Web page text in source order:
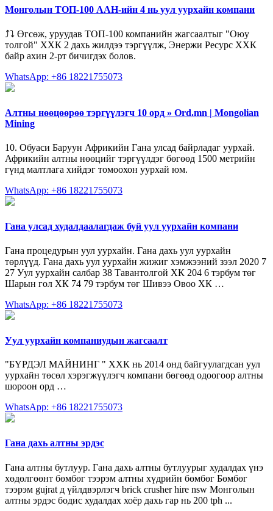
Монголын ТОП-100 ААН-ийн 4 нь уул уурхайн компани
⤴️⤵️ Өгсөж, уруудав ТОП-100 компанийн жагсаалтыг "Оюу
толгой" ХХК 2 дахь жилдээ тэргүүлж, Энержи Ресурс ХХК
байр ахин 2-рт бичигдэх болов.
WhatsApp: +86 18221755073
Алтны нөөцөөрөө тэргүүлэгч 10 орд » Ord.mn | Mongolian
Mining
10. Обуаси Баруун Африкийн Гана улсад байрладаг уурхай.
Африкийн алтны нөөцийг тэргүүлдэг бөгөөд 1500 метрийн
гүнд малтлага хийдэг томоохон уурхай юм.
WhatsApp: +86 18221755073
Гана улсад худалдаалагдаж буй уул уурхайн компани
Гана процедурын уул уурхайн. Гана дахь уул уурхайн
төрлүүд. Гана дахь уул уурхайн жижиг хэмжээний зээл 2020 7
27 Уул уурхайн салбар 38 Тавантолгой ХК 204 6 тэрбум төг
Шарын гол ХК 74 79 тэрбум төг Шивээ Овоо ХК …
WhatsApp: +86 18221755073
Уул уурхайн компаниудын жагсаалт
"БҮРДЭЛ МАЙНИНГ " ХХК нь 2014 онд байгуулагдсан уул
уурхайн төсөл хэрэгжүүлэгч компани бөгөөд одоогоор алтны
шороон орд …
WhatsApp: +86 18221755073
Гана дахь алтны эрдэс
Гана алтны бутлуур. Гана дахь алтны бутлуурыг худалдах үнэ
хөдөлгөөнт бөмбөг тээрэм алтны хүдрийн бөмбөг Бөмбөг
тээрэм gujrat д үйлдвэрлэгч brick crusher hire nsw Монголын
алтны эрдэс бодис худалдах хоёр дахь гар нь 200 tph ...